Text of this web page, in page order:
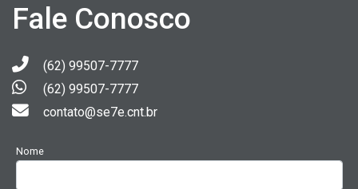
Fale Conosco
(62) 99507-7777
(62) 99507-7777
contato@se7e.cnt.br
Nome